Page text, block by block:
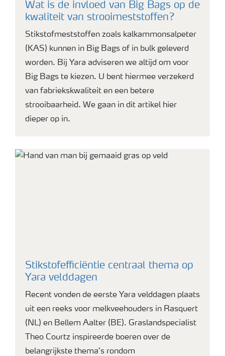
Wat is de invloed van Big Bags op de
kwaliteit van strooimeststoffen?
Stikstofmeststoffen zoals kalkammonsalpeter
(KAS) kunnen in Big Bags of in bulk geleverd
worden. Bij Yara adviseren we altijd om voor
Big Bags te kiezen. U bent hiermee verzekerd
van fabriekskwaliteit en een betere
strooibaarheid. We gaan in dit artikel hier
dieper op in.
Stikstofefficiëntie centraal thema op
Yara velddagen
Recent vonden de eerste Yara velddagen plaats
uit een reeks voor melkveehouders in Rasquert
(NL) en Bellem Aalter (BE). Graslandspecialist
Theo Courtz inspireerde boeren over de
belangrijkste thema’s rondom